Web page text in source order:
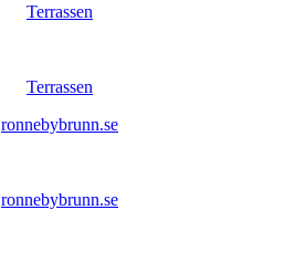
Terrassen
Terrassen
ronnebybrunn.se
ronnebybrunn.se